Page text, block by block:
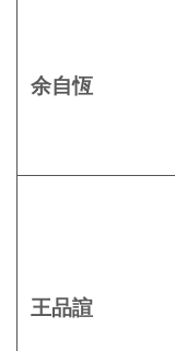
余自恆
王品諠